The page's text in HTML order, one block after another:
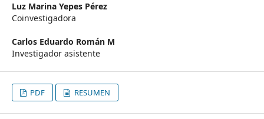
Luz Marina Yepes Pérez
Coinvestigadora
Carlos Eduardo Román M
Investigador asistente
PDF RESUMEN